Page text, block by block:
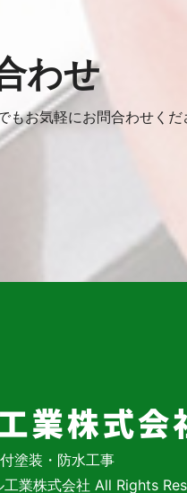
わせ
もお気軽にお問合わせくだ
塗装・防水工事
業株式会社 All Rights